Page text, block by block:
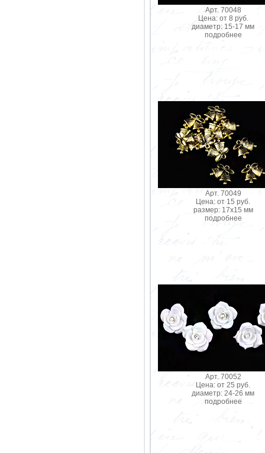
Арт. 70048
Цена: от 8 руб.
диаметр: 15-17 мм
подробнее
Арт. 70049
Цена: от 15 руб.
размер: 17х15 мм
подробнее
Арт. 70052
Цена: от 25 руб.
диаметр: 24-26 мм
подробнее